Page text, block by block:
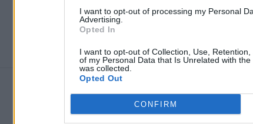
I want to opt-out of processing my Personal
Advertising.
Opted In
I want to opt-out of Collection, Use,
of my Personal Data that Is Unrelated with
was collected.
Opted Out
CONFIRM